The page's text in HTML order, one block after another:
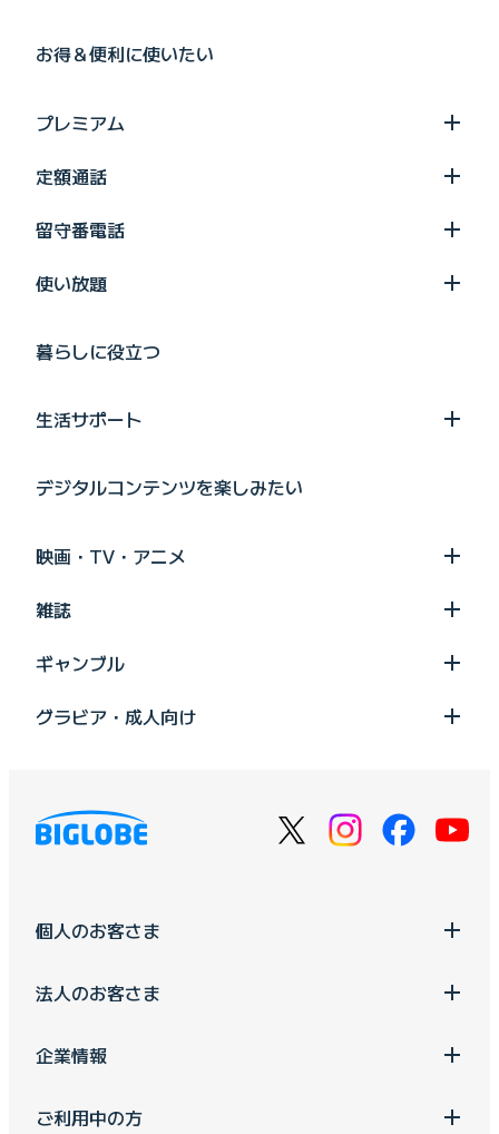
お得＆便利に使いたい
プレミアム
定額通話
留守番電話
使い放題
暮らしに役立つ
生活サポート
デジタルコンテンツを楽しみたい
映画・TV・アニメ
雑誌
ギャンブル
グラビア・成人向け
個人のお客さま
法人のお客さま
企業情報
ご利用中の方